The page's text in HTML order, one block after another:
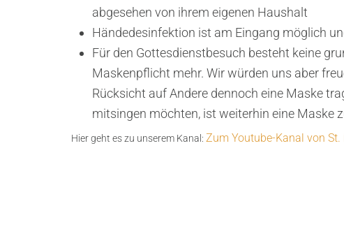
abgesehen von ihrem eigenen Haushalt
Händedesinfektion ist am Eingang möglich
Für den Gottesdienstbesuch besteht keine
Maskenpflicht mehr. Wir würden uns aber
Rücksicht auf Andere dennoch eine Maske
mitsingen möchten, ist weiterhin eine Maske
Hier geht es zu unserem Kanal: Zum Youtube-Kanal von